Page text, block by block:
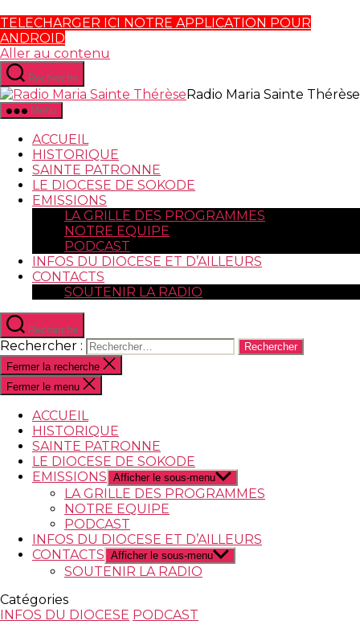
TELECHARGER ICI NOTRE APPLICATION POUR
ANDROID
Aller au contenu
Recherche
Radio Maria Sainte Thérèse
Menu
ACCUEIL
HISTORIQUE
SAINTE PATRONNE
LE DIOCESE DE SOKODE
EMISSIONS
LA GRILLE DES PROGRAMMES
NOTRE EQUIPE
PODCAST
INFOS DU DIOCESE ET D’AILLEURS
CONTACTS
SOUTENIR LA RADIO
Recherche
Rechercher :
Fermer la recherche
Fermer le menu
ACCUEIL
HISTORIQUE
SAINTE PATRONNE
LE DIOCESE DE SOKODE
EMISSIONS Afficher le sous-menu
LA GRILLE DES PROGRAMMES
NOTRE EQUIPE
PODCAST
INFOS DU DIOCESE ET D’AILLEURS
CONTACTS Afficher le sous-menu
SOUTENIR LA RADIO
Catégories
INFOS DU DIOCESE PODCAST